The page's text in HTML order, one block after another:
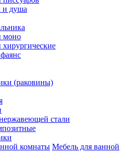
и душа
моно
(раковины)
стали
Мебель для ванной